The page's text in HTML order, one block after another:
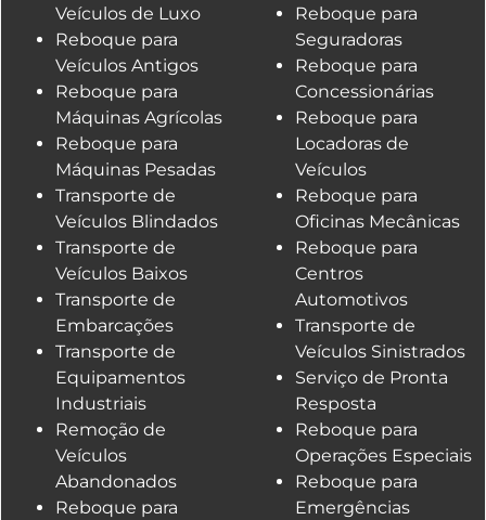
Veículos de Luxo
Reboque para
Veículos Antigos
Reboque para
Máquinas Agrícolas
Reboque para
Máquinas Pesadas
Transporte de
Veículos Blindados
Transporte de
Veículos Baixos
Transporte de
Embarcações
Transporte de
Equipamentos
Industriais
Remoção de
Veículos
Abandonados
Reboque para
Reboque para
Seguradoras
Reboque para
Concessionárias
Reboque para
Locadoras de
Veículos
Reboque para
Oficinas Mecânicas
Reboque para
Centros
Automotivos
Transporte de
Veículos Sinistrados
Serviço de Pronta
Resposta
Reboque para
Operações Especiais
Reboque para
Emergências